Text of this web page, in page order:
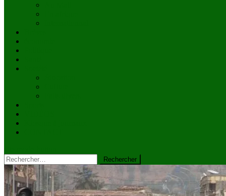
Rechercher :